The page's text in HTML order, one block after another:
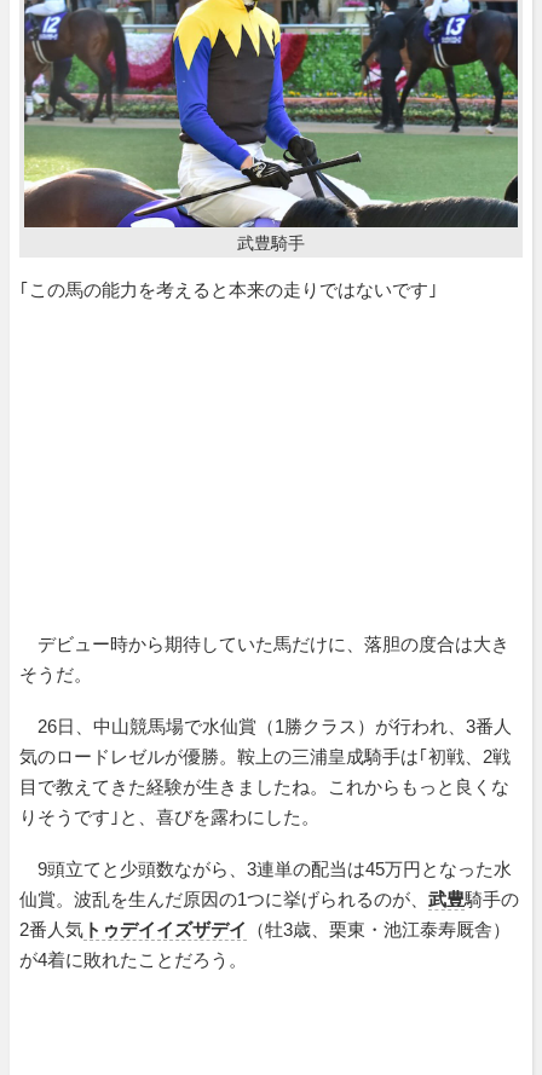
武豊騎手
｢この馬の能力を考えると本来の走りではないです｣
デビュー時から期待していた馬だけに、落胆の度合は大き
そうだ。
26日、中山競馬場で水仙賞（1勝クラス）が行われ、3番人
気のロードレゼルが優勝。鞍上の三浦皇成騎手は｢初戦、2戦
目で教えてきた経験が生きましたね。これからもっと良くな
りそうです｣と、喜びを露わにした。
9頭立てと少頭数ながら、3連単の配当は45万円となった水
仙賞。波乱を生んだ原因の1つに挙げられるのが、 武豊騎手の
2番人気 トゥデイイズザデイ
（牡3歳、栗東・池江泰寿厩舎）
が4着に敗れたことだろう。